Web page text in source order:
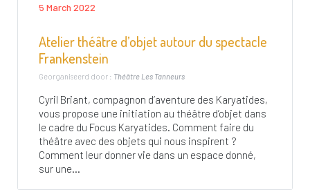
5 March 2022
Atelier théâtre d’objet autour du spectacle
Frankenstein
Georganiseerd door : Théâtre Les Tanneurs
Cyril Briant, compagnon d’aventure des Karyatides,
vous propose une initiation au théâtre d’objet dans
le cadre du Focus Karyatides. Comment faire du
théâtre avec des objets qui nous inspirent ?
Comment leur donner vie dans un espace donné,
sur une...